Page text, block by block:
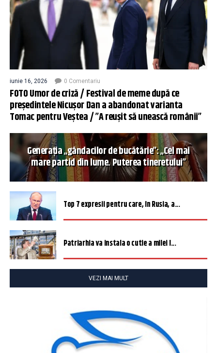
iunie 16, 2026 0 Comentariu
FOTO Umor de criză / Festival de meme după ce
președintele Nicușor Dan a abandonat varianta
Tomac pentru Veștea / ”A reușit să unească românii”
Generația „gândacilor de bucătărie”: „Cel mai
mare partid din lume. Puterea tineretului”
Top 7 expresii pentru care, în Rusia, a...
Patriarhia va instala o cutie a milei î...
VEZI MAI MULT